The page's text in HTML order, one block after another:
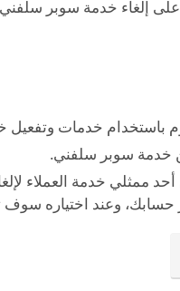
إلغاء خدمة سوبر
باستخدام خدمات
خدمة سوبر سلفني.
ممثلي خدمة العملاء